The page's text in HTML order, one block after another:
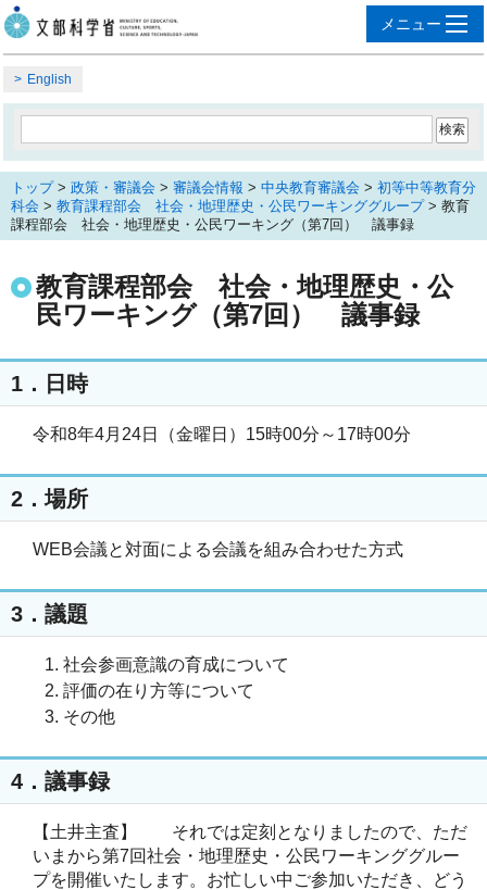
English
トップ> 政策・審議会 > 審議会情報 > 中央教育審議会 > 初等中等教育分
科会 > 教育課程部会 社会・地理歴史・公民ワーキンググループ> 教育
課程部会 社会・地理歴史・公民ワーキング（第7回） 議事録
教育課程部会 社会・地理歴史・公
民ワーキング（第7回） 議事録
1．日時
令和8年4月24日（金曜日）15時00分～17時00分
2．場所
WEB会議と対面による会議を組み合わせた方式
3．議題
社会参画意識の育成について
評価の在り方等について
その他
4．議事録
【土井主査】 それでは定刻となりましたので、ただ
いまから第7回社会・地理歴史・公民ワーキンググルー
プを開催いたします。お忙しい中ご参加いただき、どう